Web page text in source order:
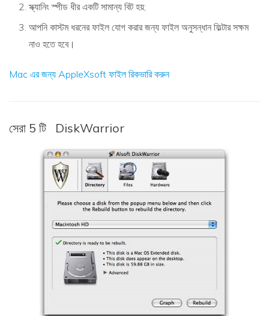
স্ক্যানিং স্পীড ধীর একটি সামান্য বিট হয়;
আপনি কাস্টম ধরনের ফাইল যোগ করার জন্য ফাইল অনুসন্ধান ফিল্টার সক্ষম
নাও হতে হবে।
Mac এর জন্য AppleXsoft ফাইল রিকভারি করুন
সেরা 5 টি DiskWarrior